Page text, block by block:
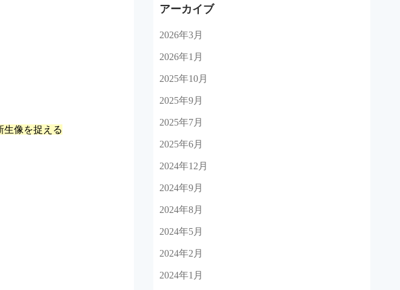
生像を捉える
アーカイブ
2026年3月
2026年1月
2025年10月
2025年9月
2025年7月
2025年6月
2024年12月
2024年9月
2024年8月
2024年5月
2024年2月
2024年1月